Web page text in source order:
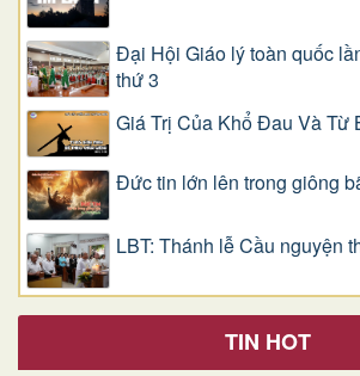
Đại Hội Giáo lý toàn quốc
thứ 3
Giá Trị Của Khổ Ðau Và Từ
Đức tin lớn lên trong giông
LBT: Thánh lễ Cầu nguyện
TIN HOT